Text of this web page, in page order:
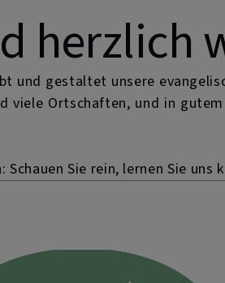
herzlich
und gestaltet unsere
viele Ortschaften, und in
Sie rein, lernen Sie